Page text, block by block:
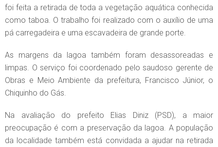
foi feita a retirada de toda a vegetação aquática conhecida
como taboa. O trabalho foi realizado com o auxílio de uma
pá carregadeira e uma escavadeira de grande porte.
As margens da lagoa também foram desassoreadas e
limpas. O serviço foi coordenado pelo saudoso gerente de
Obras e Meio Ambiente da prefeitura, Francisco Júnior, o
Chiquinho do Gás.
Na avaliação do prefeito Elias Diniz (PSD), a maior
preocupação é com a preservação da lagoa. A população
da localidade também está convidada a ajudar na retirada